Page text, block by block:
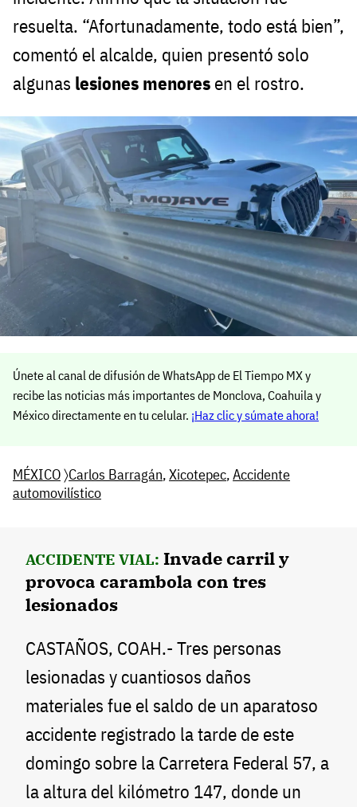
resuelta. “Afortunadamente, todo está bien”,
comentó el alcalde, quien presentó solo
algunas lesiones menores en el rostro.
Únete al canal de difusión de WhatsApp de El Tiempo MX y
recibe las noticias más importantes de Monclova, Coahuila y
México directamente en tu celular. ¡Haz clic y súmate ahora!
MÉXICO〉Carlos Barragán,Xicotepec,Accidente
automovilístico
ACCIDENTE VIAL: Invade carril y
provoca carambola con tres
lesionados
CASTAÑOS, COAH.- Tres personas
lesionadas y cuantiosos daños
materiales fue el saldo de un aparatoso
accidente registrado la tarde de este
domingo sobre la Carretera Federal 57, a
la altura del kilómetro 147, donde un